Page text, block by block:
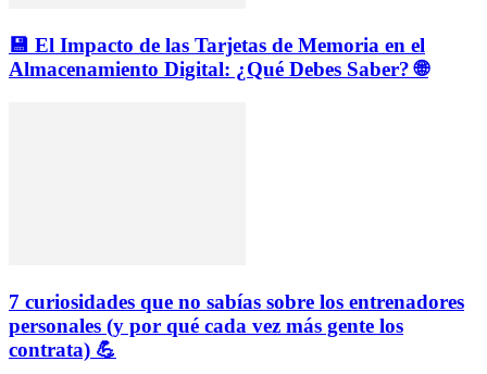
💾 El Impacto de las Tarjetas de Memoria en el
Almacenamiento Digital: ¿Qué Debes Saber? 🌐
7 curiosidades que no sabías sobre los entrenadores
personales (y por qué cada vez más gente los
contrata) 💪